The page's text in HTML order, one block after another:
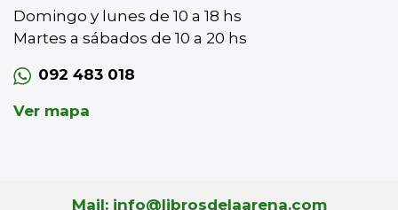
Domingo y lunes de 10 a 18 hs
Martes a sábados de 10 a 20 hs
092 483 018
Ver mapa
Mail: info@librosdelaarena.com